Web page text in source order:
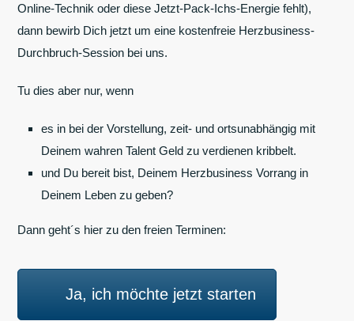
Online-Technik oder diese Jetzt-Pack-Ichs-Energie fehlt),
dann bewirb Dich jetzt um eine kostenfreie Herzbusiness-
Durchbruch-Session bei uns.
Tu dies aber nur, wenn
es in bei der Vorstellung, zeit- und ortsunabhängig mit
Deinem wahren Talent Geld zu verdienen kribbelt.
und Du bereit bist, Deinem Herzbusiness Vorrang in
Deinem Leben zu geben?
Dann geht´s hier zu den freien Terminen:
Ja, ich möchte jetzt starten